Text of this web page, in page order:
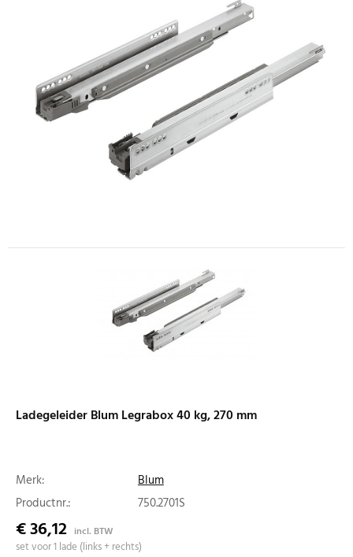
Ladegeleider Blum Legrabox 40 kg, 270 mm
Merk:
Blum
Productnr.:
750.2701S
€ 36,12 incl. BTW
set voor 1 lade (links + rechts)